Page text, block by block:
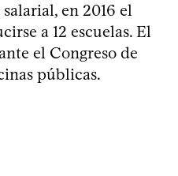
en 2016 el
a 12 escuelas. El
el Congreso de
públicas.